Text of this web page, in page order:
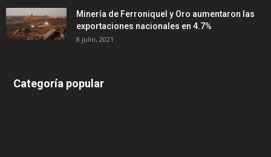
Minería de Ferroniquel y Oro aumentaron las
exportaciones nacionales en 4.7%
8 julio, 2021
Categoría popular